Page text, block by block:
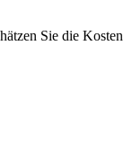
Sie die Kosten